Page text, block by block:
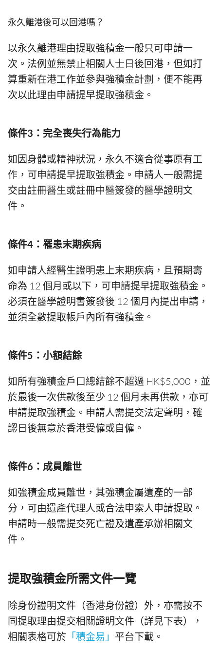
永久離港後可以回港嗎？
以永久離港理由提取強積金一般只可申請一
次。法例並無禁止相關人士日後回港，但如打
算重新在港工作並參與強積金計劃，便不能再
次以此理由申請提早提取強積金。
條件3：完全喪失行為能力
如因身體或精神狀況，永久不適合從事原有工
作，可申請提早提取強積金。申請人一般需提
交由註冊醫生或註冊中醫簽發的醫學證明文
件。
條件4：罹患末期疾病
如申請人經醫生證明患上末期疾病，且預期壽
命為 12 個月或以下，可申請提早提取強積金。
必須在醫學證明書簽發後 12 個月內提出申請，
並須全數提取帳戶內所有強積金。
條件5：小額結餘
如所有強積金戶口總結餘不超過 HK$5,000，並
於最後一次供款後至少 12 個月未再供款，亦可
申請提取強積金。申請人需提交法定聲明，確
認日後無意於香港受僱或自僱。
條件6：成員離世
如強積金成員離世，其強積金屬遺產的一部
分，可由遺產代理人或合法申索人申請提取。
申請時一般需提交死亡證及遺產承辦相關文
件。
提取強積金所需文件一覽
除身份證明文件（香港身份證）外，亦需按不
同提取理由提交相關證明文件（詳見下表），
相關表格可於 「積金易」 平台下載。